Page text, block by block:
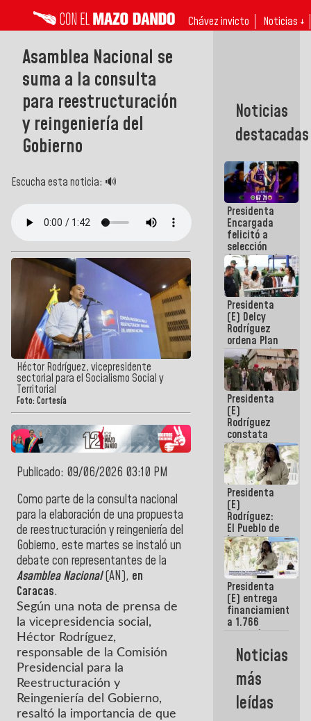
Chávez invicto Noticias ↓
Asamblea Nacional se
suma a la consulta
para reestructuración
y reingeniería del
Gobierno
Escucha esta noticia: 🔊
Héctor Rodríguez, vicepresidente
sectorial para el Socialismo Social y
Territorial
Foto: Cortesía
Publicado: 09/06/2026 03:10 PM
Como parte de la consulta nacional
para la elaboración de una propuesta
de reestructuración y reingeniería del
Gobierno, este martes se instaló un
debate con representantes de la
Asamblea Nacional(AN), en
Caracas.
Según una nota de prensa de
la vicepresidencia social,
Héctor Rodríguez,
responsable de la Comisión
Presidencial para la
Reestructuración y
Reingeniería del Gobierno,
resaltó la importancia de que
Noticias
destacadas
Presidenta
Encargada
felicitó a
selección
femenina de
baloncesto
por su
clasificación
a la
AmeriCup
2027
Presidenta
(E) Delcy
Rodríguez
ordena Plan
maestro de
desarrollo
logístico y
turístico
para La
Guaira
Presidenta
(E)
Rodríguez
constata
obras de
rehabilitación
de Escuela
Militar de
Mamo en La
Guaira
Presidenta
(E)
Rodríguez:
El Pueblo de
La Guaira
siempre
estará
acompañada
por el
Gobierno
Nacional
Presidenta
(E) entrega
financiamientos
a 1.766
comerciantes
emprendedores
afectados
por
terremotos
Noticias
más
leídas